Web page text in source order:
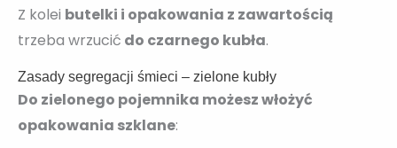
Z kolei butelki i opakowania z zawartością
trzeba wrzucić do czarnego kubła.
Zasady segregacji śmieci – zielone kubły
Do zielonego pojemnika możesz włożyć
opakowania szklane: